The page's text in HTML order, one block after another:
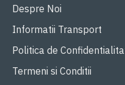
Despre Noi
Informatii Transport
Politica de
Termeni si Conditii